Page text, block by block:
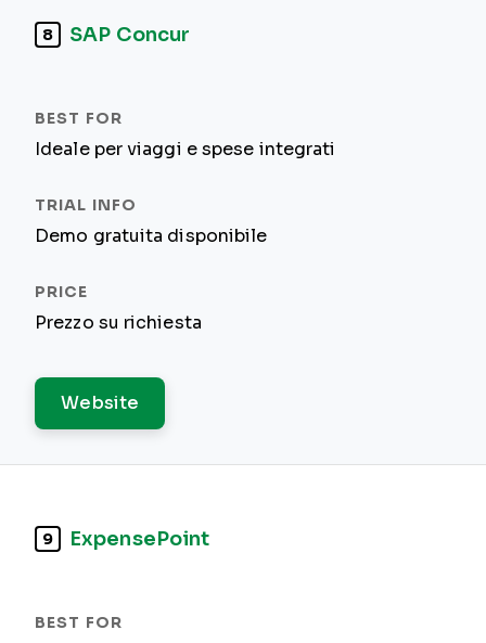
8 SAP Concur
Ideale per viaggi e spese integrati
Demo gratuita disponibile
Prezzo su richiesta
Website
9 ExpensePoint